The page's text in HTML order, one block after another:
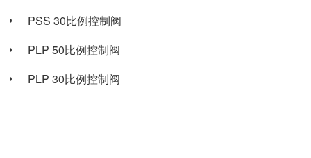
PSS 30比例控制阀
PLP 50比例控制阀
PLP 30比例控制阀